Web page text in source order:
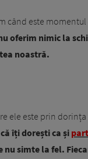
când este momentul
oferim nimic la
noastră.
ele este prin dorința
îți dorești ca și
nu simte la fel.